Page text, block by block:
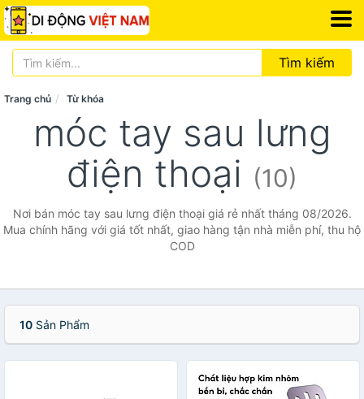
Tìm kiếm
Trang chủ Từ khóa
móc tay sau lưng
điện thoại (10)
Nơi bán móc tay sau lưng điện thoại giá rẻ nhất tháng 08/2026.
Mua chính hãng với giá tốt nhất, giao hàng tận nhà miễn phí, thu hộ
COD
10 Sản Phẩm